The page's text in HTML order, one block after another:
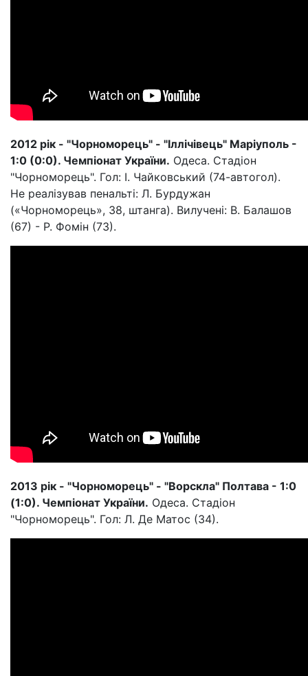
2012 рік - "Чорноморець" - "Іллічівець" Маріуполь -
1:0 (0:0). Чемпіонат України. Одеса. Стадіон
"Чорноморець". Гол: І. Чайковський (74-автогол).
Не реалізував пенальті: Л. Бурдужан
(«Чорноморець», 38, штанга). Вилучені: В. Балашов
(67) - Р. Фомін (73).
2013 рік - "Чорноморець" - "Ворскла" Полтава - 1:0
(1:0). Чемпіонат України. Одеса. Стадіон
"Чорноморець". Гол: Л. Де Матос (34).